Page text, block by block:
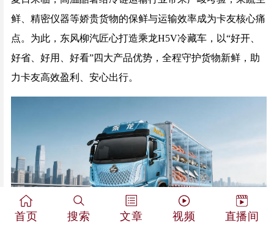
鲜、精密仪器等娇贵货物的保鲜与运输效率成为卡友核心痛
点。为此，东风柳汽匠心打造乘龙H5V冷藏车，以“好开、
好省、好用、好看”四大产品优势，全程守护货物新鲜，助
力卡友高效盈利、安心出行。
首页 搜索 文章 视频 直播间